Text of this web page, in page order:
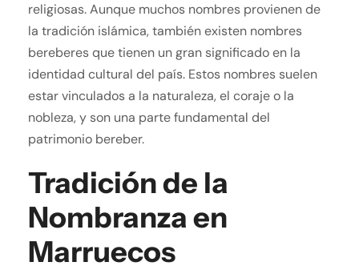
religiosas. Aunque muchos nombres provienen de
la tradición islámica, también existen nombres
bereberes que tienen un gran significado en la
identidad cultural del país. Estos nombres suelen
estar vinculados a la naturaleza, el coraje o la
nobleza, y son una parte fundamental del
patrimonio bereber.
Tradición de la
Nombranza en
Marruecos